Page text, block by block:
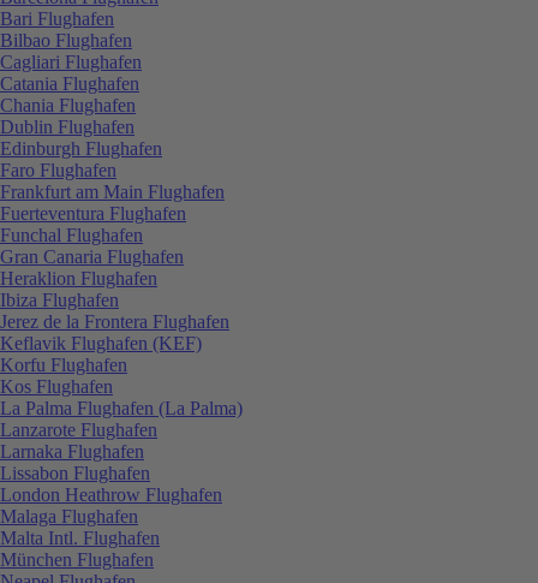
Bari Flughafen
Bilbao Flughafen
Cagliari Flughafen
Catania Flughafen
Chania Flughafen
Dublin Flughafen
Edinburgh Flughafen
Faro Flughafen
Frankfurt am Main Flughafen
Fuerteventura Flughafen
Funchal Flughafen
Gran Canaria Flughafen
Heraklion Flughafen
Ibiza Flughafen
Jerez de la Frontera Flughafen
Keflavik Flughafen (KEF)
Korfu Flughafen
Kos Flughafen
La Palma Flughafen (La Palma)
Lanzarote Flughafen
Larnaka Flughafen
Lissabon Flughafen
London Heathrow Flughafen
Malaga Flughafen
Malta Intl. Flughafen
München Flughafen